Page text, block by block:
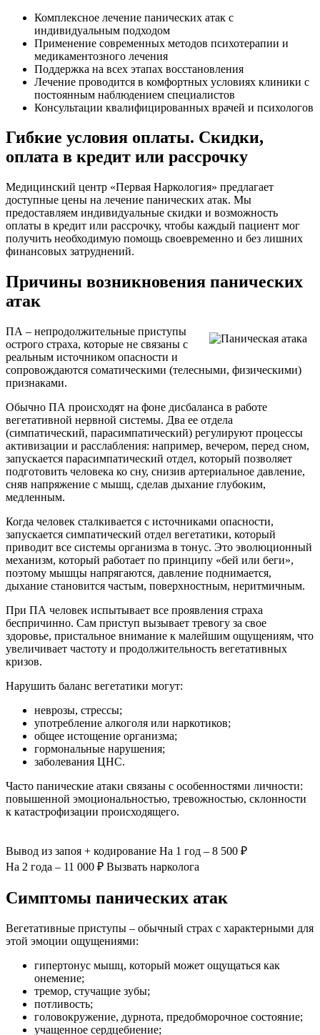
Комплексное лечение панических атак с
индивидуальным подходом
Применение современных методов психотерапии и
медикаментозного лечения
Поддержка на всех этапах восстановления
Лечение проводится в комфортных условиях клиники с
постоянным наблюдением специалистов
Консультации квалифицированных врачей и психологов
Гибкие условия оплаты. Скидки,
оплата в кредит или рассрочку
Медицинский центр «Первая Наркология» предлагает
доступные цены на лечение панических атак. Мы
предоставляем индивидуальные скидки и возможность
оплаты в кредит или рассрочку, чтобы каждый пациент мог
получить необходимую помощь своевременно и без лишних
финансовых затруднений.
Причины возникновения панических
атак
ПА – непродолжительные приступы
острого страха, которые не связаны с
реальным источником опасности и
сопровождаются соматическими (телесными, физическими)
признаками.
Обычно ПА происходят на фоне дисбаланса в работе
вегетативной нервной системы. Два ее отдела
(симпатический, парасимпатический) регулируют процессы
активизации и расслабления: например, вечером, перед сном,
запускается парасимпатический отдел, который позволяет
подготовить человека ко сну, снизив артериальное давление,
сняв напряжение с мышц, сделав дыхание глубоким,
медленным.
Когда человек сталкивается с источниками опасности,
запускается симпатический отдел вегетатики, который
приводит все системы организма в тонус. Это эволюционный
механизм, который работает по принципу «бей или беги»,
поэтому мышцы напрягаются, давление поднимается,
дыхание становится частым, поверхностным, неритмичным.
При ПА человек испытывает все проявления страха
беспричинно. Сам приступ вызывает тревогу за свое
здоровье, пристальное внимание к малейшим ощущениям, что
увеличивает частоту и продолжительность вегетативных
кризов.
Нарушить баланс вегетатики могут:
неврозы, стрессы;
употребление алкоголя или наркотиков;
общее истощение организма;
гормональные нарушения;
заболевания ЦНС.
Часто панические атаки связаны с особенностями личности:
повышенной эмоциональностью, тревожностью, склонности
к катастрофизации происходящего.
Вывод из запоя + кодирование На 1 год – 8 500 ₽
На 2 года – 11 000 ₽ Вызвать нарколога
Симптомы панических атак
Вегетативные приступы – обычный страх с характерными для
этой эмоции ощущениями:
гипертонус мышц, который может ощущаться как
онемение;
тремор, стучащие зубы;
потливость;
головокружение, дурнота, предобморочное состояние;
учащенное сердцебиение;